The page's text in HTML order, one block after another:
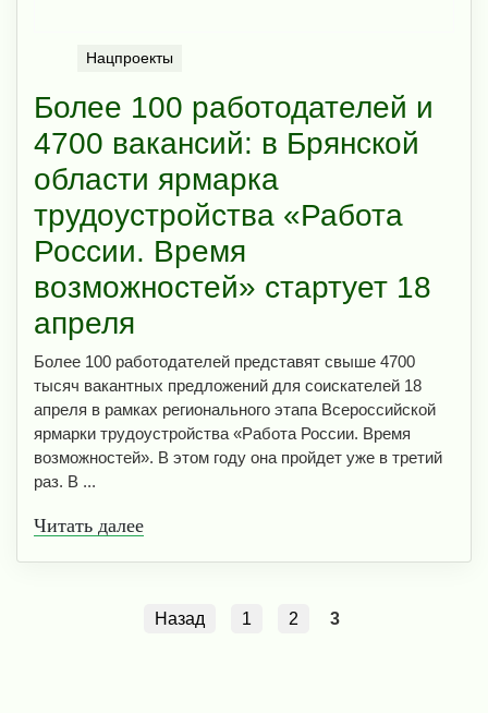
Нацпроекты
Более 100 работодателей и
4700 вакансий: в Брянской
области ярмарка
трудоустройства «Работа
России. Время
возможностей» стартует 18
апреля
Более 100 работодателей представят свыше 4700
тысяч вакантных предложений для соискателей 18
апреля в рамках регионального этапа Всероссийской
ярмарки трудоустройства «Работа России. Время
возможностей». В этом году она пройдет уже в третий
раз. В ...
Читать далее
Назад 1 2 3